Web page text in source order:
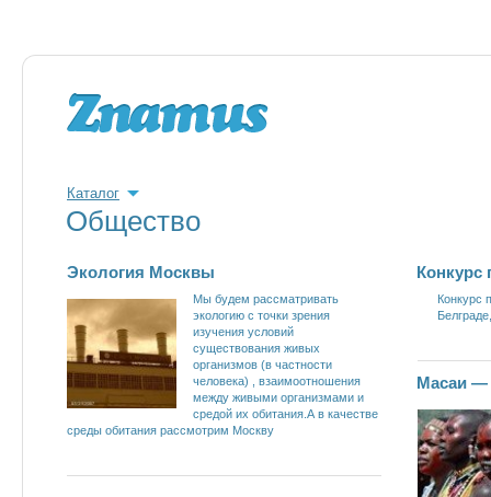
Каталог
Общество
Экология Москвы
Мы будем рассматривать
экологию с точки зрения
изучения условий
существования живых
организмов (в частности
человека) , взаимоотношения
между живыми организмами и
средой их обитания.А в качестве
среды обитания рассмотрим Москву
Конкурс
Конкурс
Масаи —